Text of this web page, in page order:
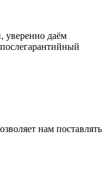
уверенно даём
нам поставлять